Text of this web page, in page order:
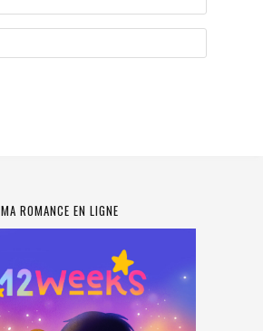
MA ROMANCE EN LIGNE